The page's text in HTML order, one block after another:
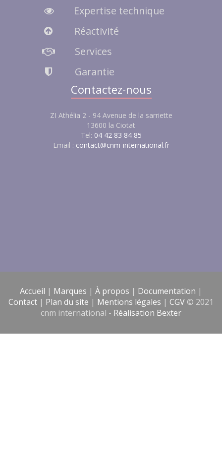
Expertise technique
Réactivité
Services
Garantie
Contactez-nous
ZI Athélia 2 - 94 Avenue de la sarriette
13600 la Ciotat
Tel: 04 42 83 84 85
Email : contact@cnm-international.fr
Accueil | Marques | À propos | Documentation |
Contact | Plan du site | Mentions légales | CGV © 2021
cnm international - Réalisation Bexter